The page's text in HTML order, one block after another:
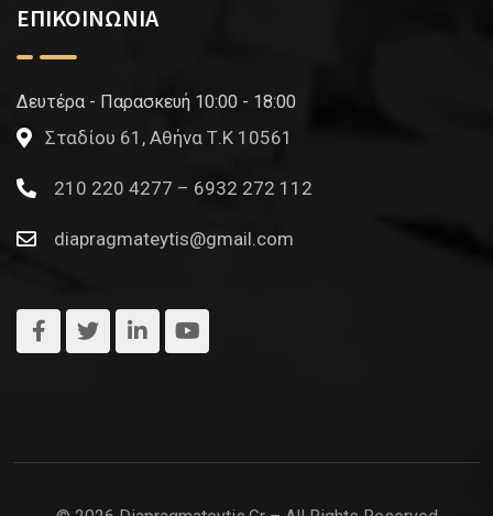
ΕΠΙΚΟΙΝΩΝΙΑ
Δευτέρα - Παρασκευή 10:00 - 18:00
Σταδίου 61, Αθήνα Τ.Κ 10561
210 220 4277 – 6932 272 112
diapragmateytis@gmail.com